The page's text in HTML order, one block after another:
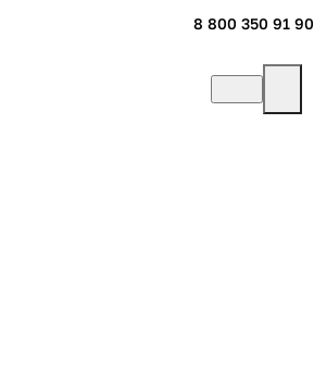
8 800 350 91 90